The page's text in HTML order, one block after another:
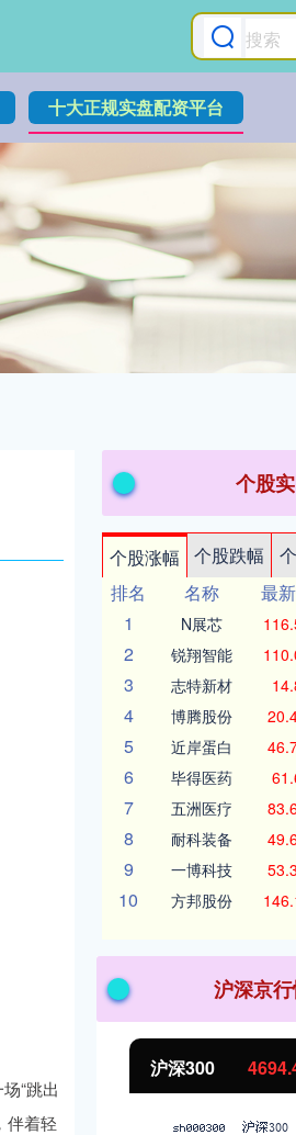
十大正规实盘配资平台
“跳出
伴着轻
个股
个股涨幅 个股跌幅
排名
名称 最
1
N展芯
2 锐翔智能
3 志特新材
4 博腾股份
5 近岸蛋白
6 毕得医药
7 五洲医疗
8 耐科装备
9 一博科技
10 方邦股份
沪深京
沪深300